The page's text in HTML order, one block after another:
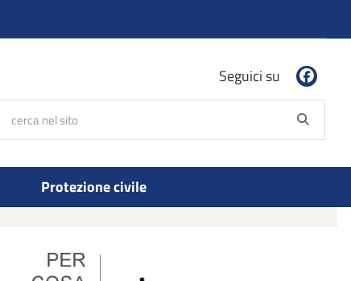
Seguici su
Protezione civile